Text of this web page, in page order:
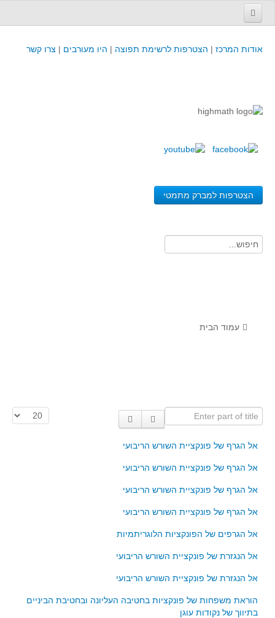
אודות המרכז | הצטרפות לרשימת תפוצה | היו מעורבים | צרו קשר
הצטרפות למברק מתמטי
קורסים והשתלמויות של מרכז המורים - כולל תוצרים
קורסים, כנסים והשתלמויות בארץ - מידע לשנה זו
משאבי הוראה ולמידה
לומדים בחט"ע
בית ספר יסודי
תוצרים מימי עיון וסדנאות - "קשר חם"
מדורי המרכז
יישומים דינאמיים
פונקציות
חדו"א
סדרות
בעיות מילוליות
סטטיסטיקה והסתברות
עמוד הבית
Enter part of title הצגת #
אל הגרף של פונקציית השורש הריבועי
אל הגרף של פונקציית השורש הריבועי
אל הגרף של פונקציית השורש הריבועי
אל הגרף של פונקציית השורש הריבועי
אל הגרפים של הפונקציות הלוגריתמיות
אל הנגזרת של פונקציית השורש הריבועי
אל הנגזרת של פונקציית השורש הריבועי
הוראת משפחות של פונקציות בחטיבה העליונה ובחטיבת הביניים
בתיווך של נקודות עוגן